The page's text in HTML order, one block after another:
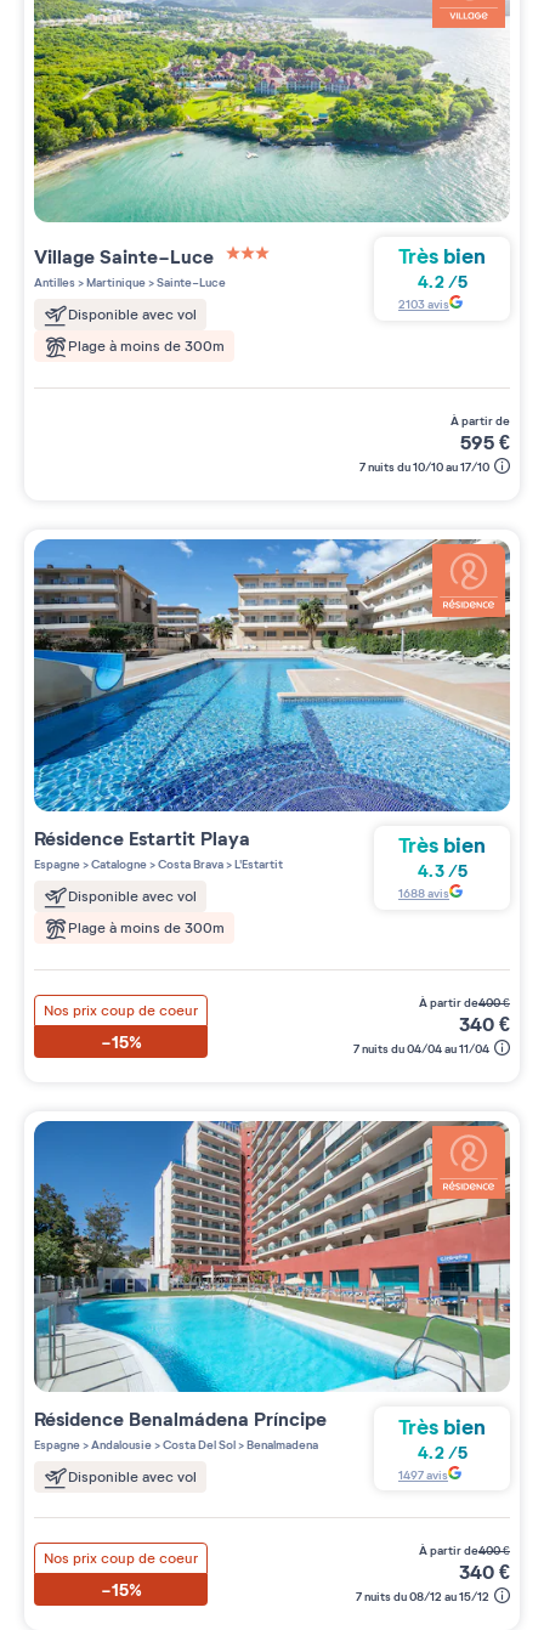
VillageSainte-Luce
3 étoiles sur 5
Antilles>Martinique>Sainte-Luce
Disponible avec vol
Plage à moins de 300m
Très bien
4.2/5
2103avis
à partir de
595€
7 nuits du 10/10 au 17/10
Résidence Estartit Playa
Espagne>Catalogne>Costa Brava>L'Estartit
Disponible avec vol
Plage à moins de 300m
Très bien
4.3/5
1688avis
Nos prix coup de coeur
-15%
à partir de400€
340€
7 nuits du 04/04 au 11/04
Résidence Benalmádena Príncipe
Espagne>Andalousie>Costa Del Sol>Benalmadena
Disponible avec vol
Très bien
4.2/5
1497avis
Nos prix coup de coeur
-15%
à partir de400€
340€
7 nuits du 08/12 au 15/12